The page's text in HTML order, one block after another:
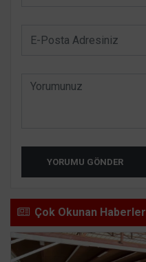
YORUMU GÖNDER
Çok Okunan Haberler